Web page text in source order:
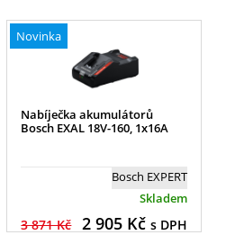
Novinka
Nabíječka akumulátorů
Bosch EXAL 18V-160, 1x16A
Bosch EXPERT
Skladem
3 871 Kč 2 905Kč s DPH